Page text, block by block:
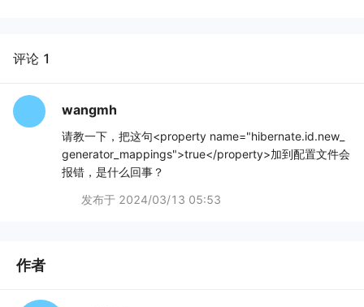
评论 1
wangmh
请教一下，把这句<property name="hibernate.id.new_
generator_mappings">true</property>加到配置文件会
报错，是什么回事？
发布于 2024/03/13 05:53
作者